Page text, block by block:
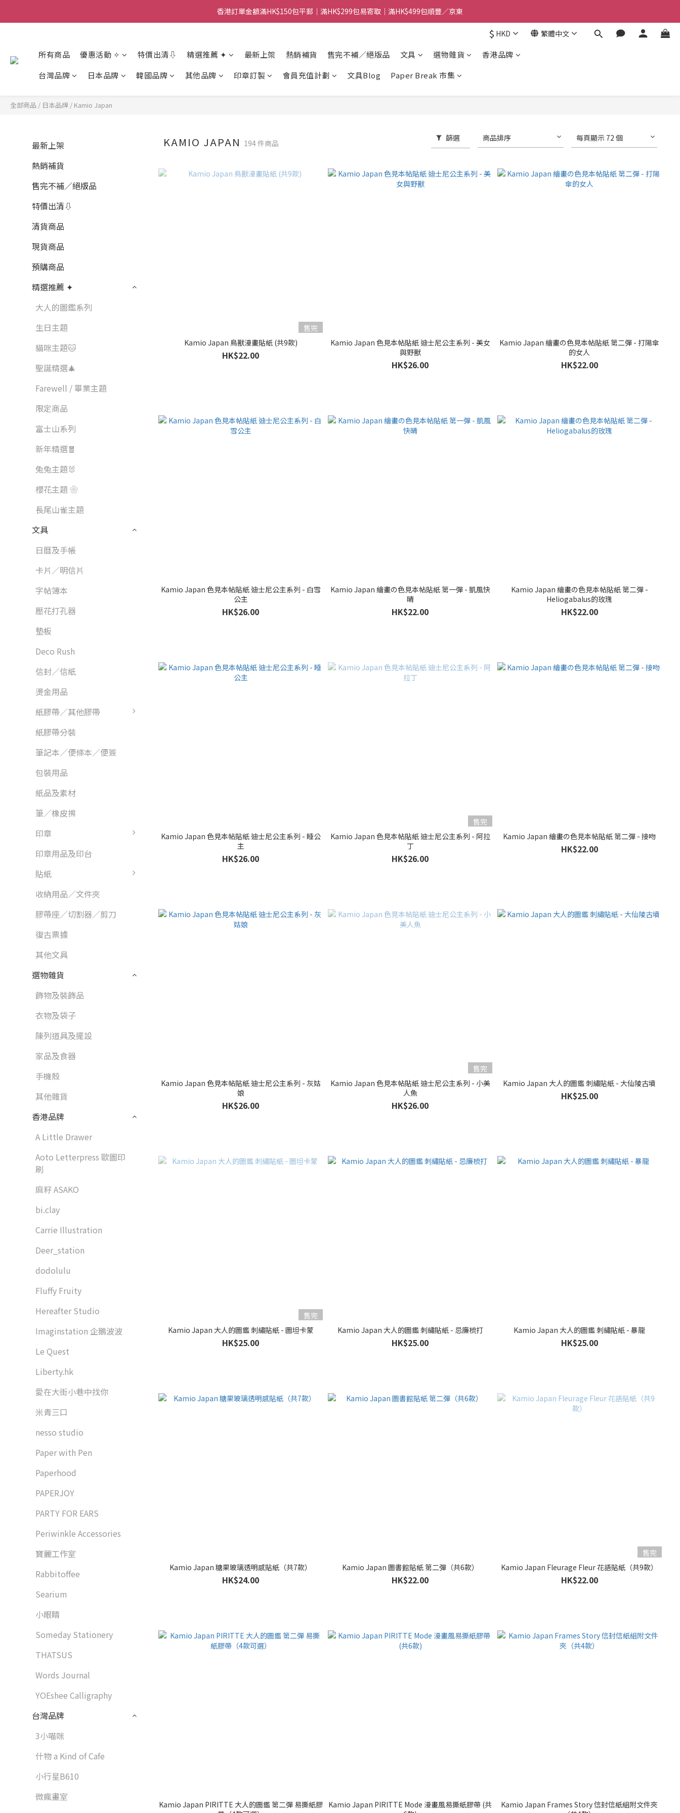
香港訂單金額滿HK$150包平郵｜滿HK$299包易寄取｜滿HK$499包順豐／京東
【網店限定！】指定清貨商品每消費HK$100即享購物金HK$50回贈 👈
$ HKD 繁體中文
所有商品 優惠活動 ✧ 特價出清⇩ 精選推薦 ✦ 最新上架 熱銷補貨 售完不補／絕版品 文具 選物雜貨
香港品牌
台灣品牌
日本品牌 韓國品牌 其他品牌 印章訂製 會員充值計劃 文具Blog Paper Break 市集
全部商品 / 日本品牌 / Kamio Japan
最新上架
熱銷補貨
售完不補／絕版品
特價出清⇩
清貨商品
現貨商品
預購商品
精選推薦 ✦
大人的圖鑑系列
生日主題
貓咪主題🐱
聖誕精選🎄
Farewell / 畢業主題
限定商品
富士山系列
新年精選🧧
兔兔主題🐰
櫻花主題 ❀
長尾山雀主題
文具
日曆及手帳
卡片／明信片
字帖簿本
壓花打孔器
墊板
Deco Rush
信封／信紙
燙金用品
紙膠帶／其他膠帶
紙膠帶分裝
筆記本／便條本／便簽
包裝用品
紙品及素材
筆／橡皮擦
印章
印章用品及印台
貼紙
收納用品／文件夾
膠帶座／切割器／剪刀
復古票據
其他文具
選物雜貨
飾物及裝飾品
衣物及袋子
陳列道具及擺設
家品及食器
手機殼
其他雜貨
香港品牌
A Little Drawer
Aoto Letterpress 歐圖印
刷
麻籽 ASAKO
bi.clay
Carrie Illustration
Deer_station
dodolulu
Fluffy Fruity
Hereafter Studio
Imaginstation 企鵝波波
Le Quest
Liberty.hk
愛在大街小巷中找你
米青三口
nesso studio
Paper with Pen
Paperhood
PAPERJOY
PARTY FOR EARS
Periwinkle Accessories
寶麗工作室
Rabbitoffee
Searium
小眼睛
Someday Stationery
THATSUS
Words Journal
YOEshee Calligraphy
台灣品牌
3小喵咪
什物 a Kind of Cafe
小行星B610
微瘋畫室
KAMIO JAPAN 194 件商品
篩選 商品排序 每頁顯示 72 個
售完
Kamio Japan 鳥獸漫畫貼紙 (共9款)
HK$22.00
Kamio Japan 色見本帖貼紙 迪士尼公主系列 - 美女
與野獸
HK$26.00
Kamio Japan 繪畫の色見本帖貼紙 第二彈 - 打陽傘
的女人
HK$22.00
Kamio Japan 色見本帖貼紙 迪士尼公主系列 - 白雪
公主
HK$26.00
Kamio Japan 繪畫の色見本帖貼紙 第一彈 - 凱風快
晴
HK$22.00
Kamio Japan 繪畫の色見本帖貼紙 第二彈 -
Heliogabalus的玫瑰
HK$22.00
Kamio Japan 色見本帖貼紙 迪士尼公主系列 - 睡公
主
HK$26.00
售完
Kamio Japan 色見本帖貼紙 迪士尼公主系列 - 阿拉
丁
HK$26.00
Kamio Japan 繪畫の色見本帖貼紙 第二彈 - 接吻
HK$22.00
Kamio Japan 色見本帖貼紙 迪士尼公主系列 - 灰姑
娘
HK$26.00
售完
Kamio Japan 色見本帖貼紙 迪士尼公主系列 - 小美
人魚
HK$26.00
Kamio Japan 大人的圖鑑 刺繡貼紙 - 大仙陵古墳
HK$25.00
售完
Kamio Japan 大人的圖鑑 刺繡貼紙 - 圖坦卡蒙
HK$25.00
Kamio Japan 大人的圖鑑 刺繡貼紙 - 忌廉梳打
HK$25.00
Kamio Japan 大人的圖鑑 刺繡貼紙 - 暴龍
HK$25.00
Kamio Japan 糖果玻璃透明感貼紙（共7款）
HK$24.00
Kamio Japan 圖書館貼紙 第二彈（共6款）
HK$22.00
售完
Kamio Japan Fleurage Fleur 花語貼紙（共9款）
HK$22.00
Kamio Japan PIRITTE 大人的圖鑑 第二彈 易撕紙膠
Kamio Japan PIRITTE Mode 漫畫風易撕紙膠帶 (共
Kamio Japan Frames Story 信封信紙組附文件夾